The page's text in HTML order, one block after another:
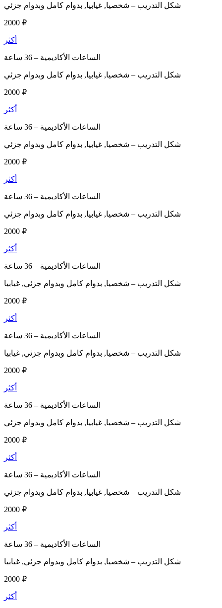
شكل التدريب – شخصيا, غيابيا, بدوام كامل وبدوام جزئي
2000 ₽
أكثر
الساعات الأكاديمية –
شكل التدريب – شخصيا, غيابيا, بدوام كامل وبدوام جزئي
2000 ₽
أكثر
الساعات الأكاديمية –
شكل التدريب – شخصيا, غيابيا, بدوام كامل وبدوام جزئي
2000 ₽
أكثر
الساعات الأكاديمية –
شكل التدريب – شخصيا, غيابيا, بدوام كامل وبدوام جزئي
2000 ₽
أكثر
الساعات الأكاديمية –
شكل التدريب – شخصيا, بدوام كامل وبدوام جزئي, غيابيا
2000 ₽
أكثر
الساعات الأكاديمية –
شكل التدريب – شخصيا, بدوام كامل وبدوام جزئي, غيابيا
2000 ₽
أكثر
الساعات الأكاديمية –
شكل التدريب – شخصيا, غيابيا, بدوام كامل وبدوام جزئي
2000 ₽
أكثر
الساعات الأكاديمية –
شكل التدريب – شخصيا, غيابيا, بدوام كامل وبدوام جزئي
2000 ₽
أكثر
الساعات الأكاديمية –
شكل التدريب – شخصيا, بدوام كامل وبدوام جزئي, غيابيا
2000 ₽
أكثر